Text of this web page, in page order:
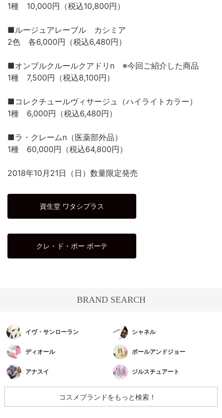
1種 10,000円（税込10,800円）
■ルージュアレーブル カシミア
2色 各6,000円（税込6,480円）
■オンブルクルールクアドリn ※今回ご紹介した商品
1種 7,500円（税込8,100円）
■コレクチュールヴィサージュ（ハイライトカラー）
1種 6,000円（税込6,480円）
■ラ・クレームn（医薬部外品）
1種 60,000円（税込64,800円）
2018年10月21日（日）数量限定発売
資生堂 ワタシプラス
クレ・ド・ポー ボーテ
BRAND SEARCH
イヴ・サンローラン シャネル
ディオール ポールアンドジョー
アナスイ ジルスチュアート
コスメブランドをもっと検索！